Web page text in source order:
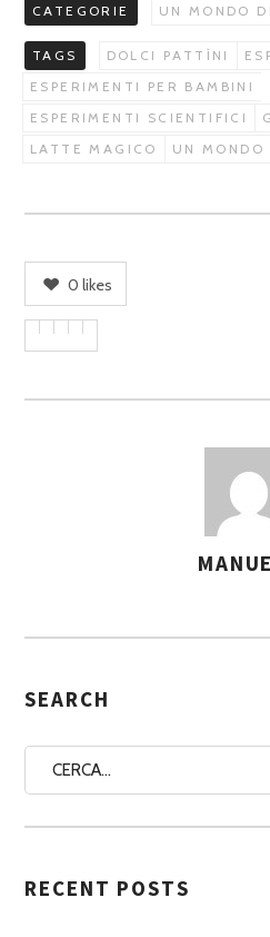
CATEGORIE UN MONDO
TAGS DOLCI PATTÌNI
ESPERIMENTI PER BAMBINI
ESPERIMENTI SCIENTIFICI
LATTE MAGICO
UN
0 likes
S
G
A
U
O
SEARCH
RECENT POSTS